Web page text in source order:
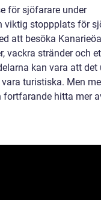
för sjöfarare under
viktig stoppplats för
att besöka
vackra stränder och
kan vara att det
turistiska. Men
fortfarande hitta mer